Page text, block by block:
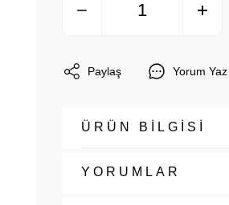
Paylaş Yorum Yaz
ÜRÜN BİLGİSİ
YORUMLAR